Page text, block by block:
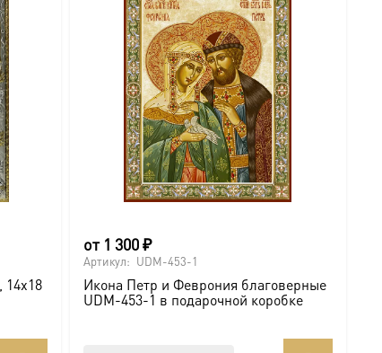
от 1 300₽
Артикул: UDM-453-1
Икона Петр и Феврония благоверные
UDM-453-1 в подарочной коробке